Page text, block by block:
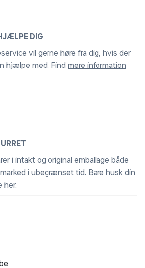
DIG
vil gerne høre fra dig, hvis der
hjælpe med. Find mere information
i intakt og original emballage både
i ubegrænset tid. Bare husk din
her.